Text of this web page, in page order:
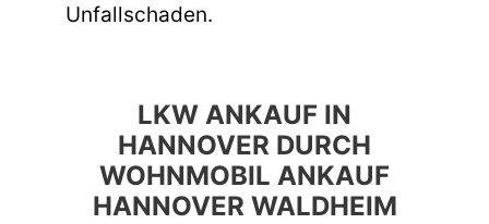
Unfallschaden.
LKW ANKAUF IN
HANNOVER DURCH
WOHNMOBIL ANKAUF
HANNOVER WALDHEIM